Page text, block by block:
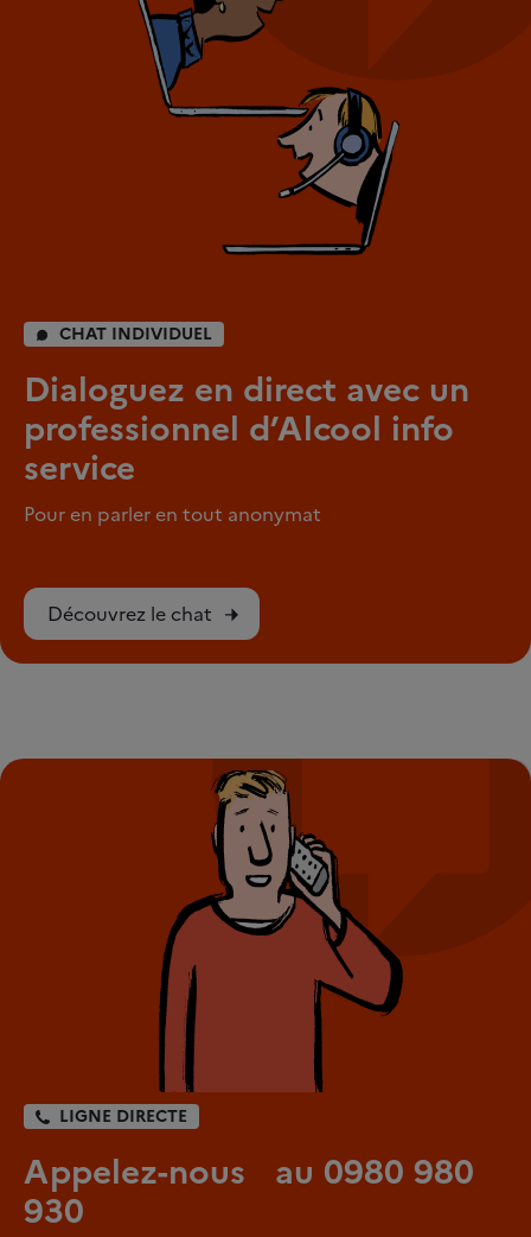
CHAT INDIVIDUEL
Dialoguez en direct avec un
professionnel d’Alcool info
service
Pour en parler en tout anonymat
Découvrez le chat
LIGNE DIRECTE
Appelez-nous au 0980 980
930